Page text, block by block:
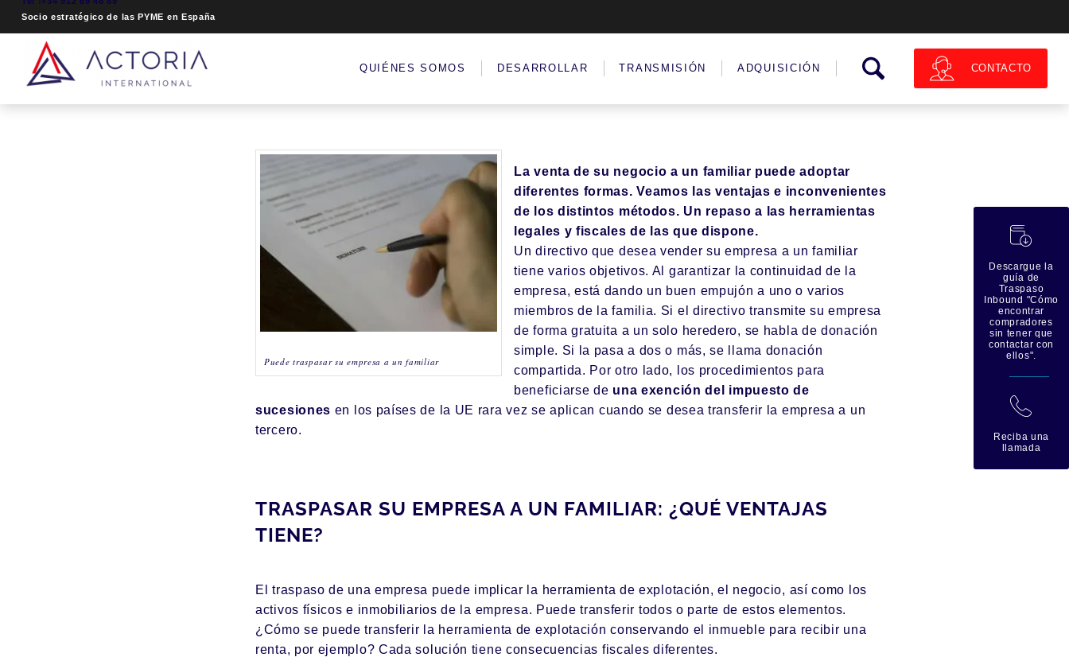
Socio estratégico de las PYME en España
QUIÉNES SOMOS DESARROLLAR TRANSMISIÓN ADQUISICIÓN CONTACTO
Puede traspasar su empresa a un familiar
La venta de su negocio a un familiar puede adoptar
diferentes formas. Veamos las ventajas e inconvenientes
de los distintos métodos. Un repaso a las herramientas
legales y fiscales de las que dispone.
Un directivo que desea vender su empresa a un familiar
tiene varios objetivos. Al garantizar la continuidad de la
empresa, está dando un buen empujón a uno o varios
miembros de la familia. Si el directivo transmite su empresa
de forma gratuita a un solo heredero, se habla de donación
simple. Si la pasa a dos o más, se llama donación
compartida. Por otro lado, los procedimientos para
beneficiarse de una exención del impuesto de
sucesiones en los países de la UE rara vez se aplican cuando se desea transferir la empresa a un
tercero.
TRASPASAR SU EMPRESA A UN FAMILIAR: ¿QUÉ VENTAJAS
TIENE?
El traspaso de una empresa puede implicar la herramienta de explotación, el negocio, así como los
activos físicos e inmobiliarios de la empresa. Puede transferir todos o parte de estos elementos.
¿Cómo se puede transferir la herramienta de explotación conservando el inmueble para recibir una
renta, por ejemplo? Cada solución tieneconsecuencias fiscales diferentes.
蠟
Descargue la
guía de
Traspaso
Inbound "Cómo
encontrar
compradores
sin tener que
contactar con
ellos".
拉
Reciba una
llamada